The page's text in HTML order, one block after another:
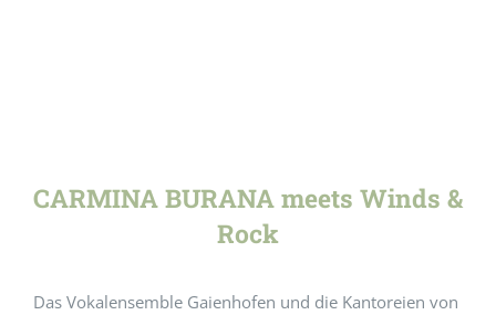
CARMINA BURANA meets Winds &
Rock
Das Vokalensemble Gaienhofen und die Kantoreien von